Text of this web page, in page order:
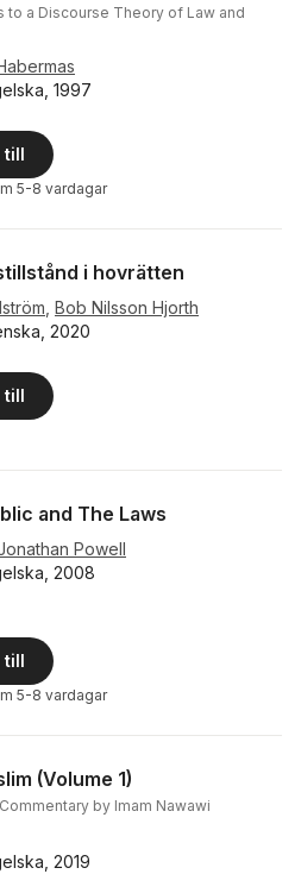
to a Discourse Theory of Law and
1997
till
5-8 vardagar
i hovrätten
, Bob Nilsson Hjorth
2020
till
and The Laws
Powell
2008
Totalt antal röster:
till
5-8 vardagar
(Volume 1)
by Imam Nawawi
2019